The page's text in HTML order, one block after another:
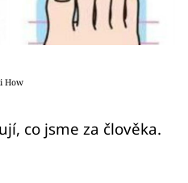
How
co jsme za člověka.